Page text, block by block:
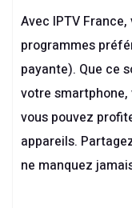
Avec IPTV
programmes
payante). Que ce
votre
vous pouvez
appareils.
ne manquez